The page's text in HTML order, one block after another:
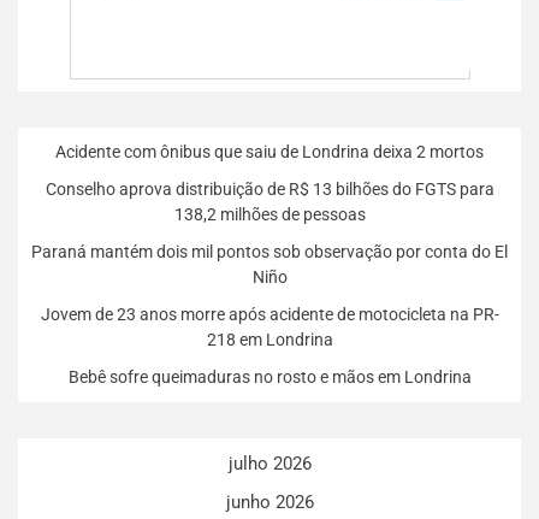
Acidente com ônibus que saiu de Londrina deixa 2 mortos
Conselho aprova distribuição de R$ 13 bilhões do FGTS para
138,2 milhões de pessoas
Paraná mantém dois mil pontos sob observação por conta do El
Niño
Jovem de 23 anos morre após acidente de motocicleta na PR-
218 em Londrina
Bebê sofre queimaduras no rosto e mãos em Londrina
julho 2026
junho 2026